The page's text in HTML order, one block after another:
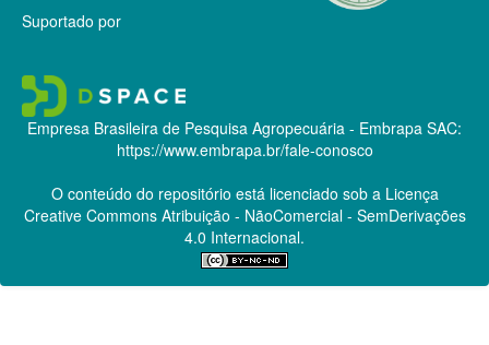
Suportado por
Empresa Brasileira de Pesquisa Agropecuária - Embrapa SAC:
https://www.embrapa.br/fale-conosco
O conteúdo do repositório está licenciado sob a Licença
Creative CommonsAtribuição - NãoComercial - SemDerivações
4.0 Internacional.